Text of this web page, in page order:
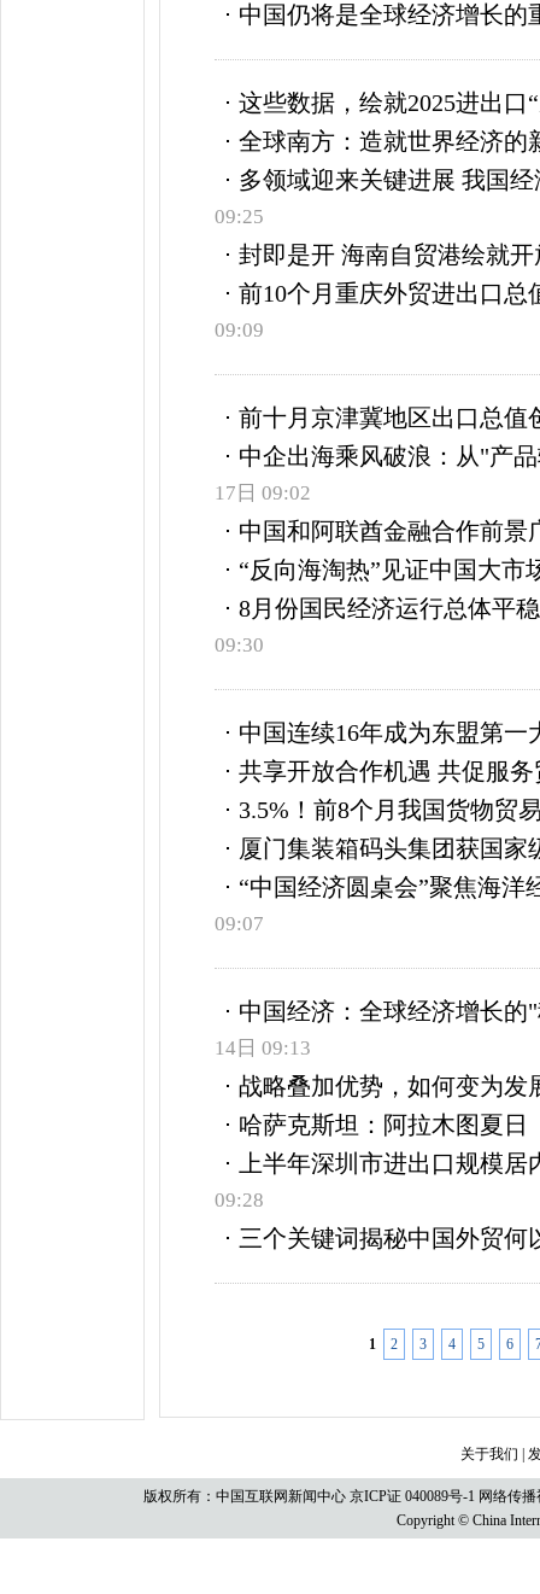
中国仍将是全球经济增长的
这些数据，绘就2025进出口
全球南方：造就世界经济的
多领域迎来关键进展 我国
09:25
封即是开 海南自贸港绘就
前10个月重庆外贸进出口总
09:09
前十月京津冀地区出口总值
中企出海乘风破浪：从"产
17日 09:02
中国和阿联酋金融合作前景
“反向海淘热”见证中国大市
8月份国民经济运行总体平
09:30
中国连续16年成为东盟第一
共享开放合作机遇 共促服
3.5%！前8个月我国货物贸
厦门集装箱码头集团获国家
“中国经济圆桌会”聚焦海洋
09:07
中国经济：全球经济增长的
14日 09:13
战略叠加优势，如何变为发
哈萨克斯坦：阿拉木图夏日
上半年深圳市进出口规模居
09:28
三个关键词揭秘中国外贸何
1 2 3 4 5 6